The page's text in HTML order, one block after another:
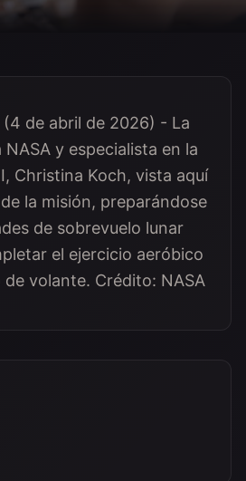
de abril de 2026) - La
y especialista en la
Christina Koch, vista aquí
la misión, preparándose
de sobrevuelo lunar
el ejercicio aeróbico
volante. Crédito: NASA